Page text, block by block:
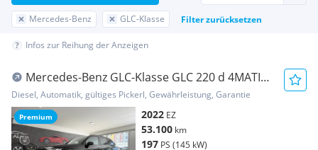
Mercedes-Benz GLC-Klasse Filter zurücksetzen
Infos zur Reihung der Anzeigen
Premium
Mercedes-Benz GLC-Klasse GLC 220 d 4MATIC
Aut. *AMG-LINE*RFK*AHK*GARANTIE
Diesel, Automatik, gültiges Pickerl, Gewährleistung, Garantie
2022 EZ
53.100 km
197 PS (145 kW)